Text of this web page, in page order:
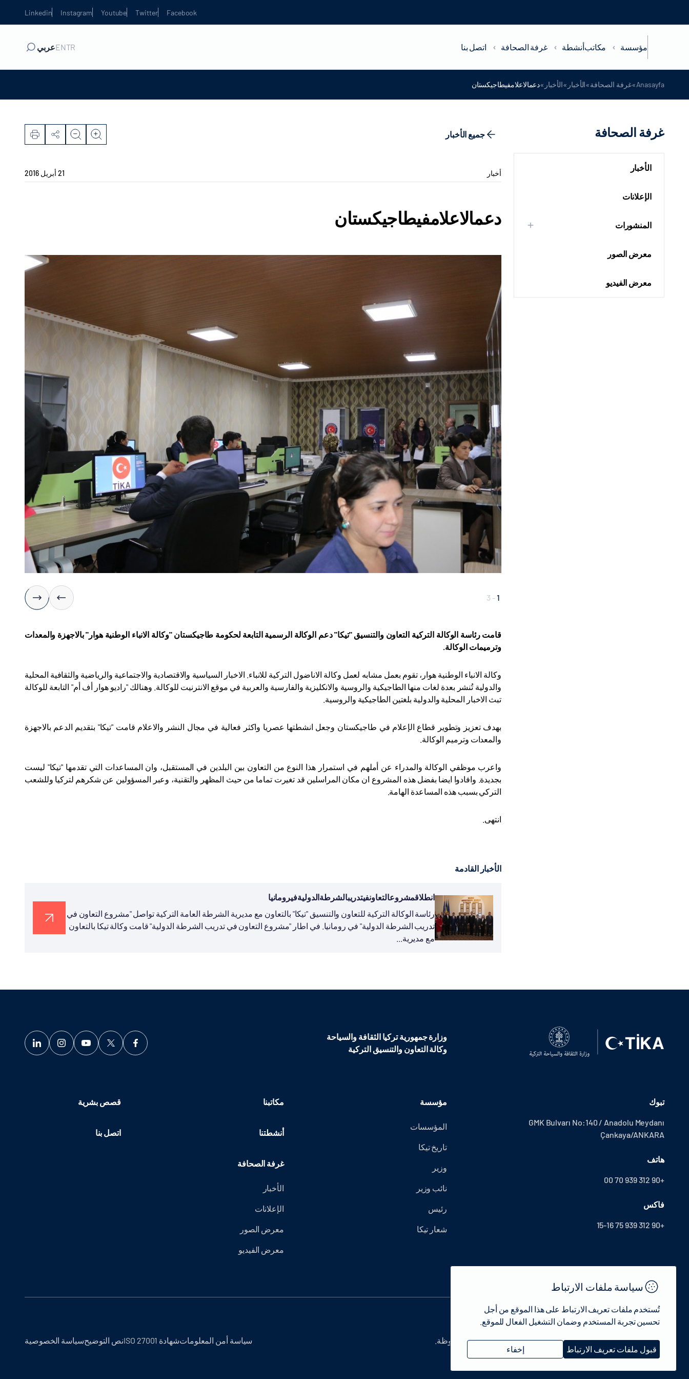
Facebook
Twitter
Youtube
Instagram
Linkedin
مؤسسة مكاتبأنشطة غرفة الصحافة اتصل بنا TR
ENعربي
Anasayfa
»غرفة الصحافة»الأخبار »الأخبار »دعمالاعلامفيطاجيكستان
غرفة الصحافة
الأخبار
الإعلانات
المنشورات
معرض الصور
معرض الفيديو
جميع الأخبار
أخبار 21 أبريل 2016
دعمالاعلامفيطاجيكستان
1
-
3
قامت رئاسة الوكالة التركية التعاون والتنسيق "تيكا" دعم الوكالة الرسمية التابعة لحكومة طاجيكستان "وكالة الانباء الوطنية هوار" بالاجهزة والمعدات
وترميمات الوكالة.
وكالة الانباء الوطنية هوار، تقوم بعمل مشابه لعمل وكالة الاناضول التركية للانباء. الاخبار السياسية والاقتصادية والاجتماعية والرياضية والثقافية المحلية
والدولية تُنشر بعدة لغات منها الطاجيكية والروسية والانكليزية والفارسية والعربية في موقع الانترنيت للوكالة. وهنالك "راديو هوار أف أم" التابعة للوكالة
تبث الاخبار المحلية والدولية بلغتين الطاجيكية والروسية.
بهدف تعزيز وتطوير قطاع الإعلام في طاجيكستان وجعل انشطتها عصريا واكثر فعالية في مجال النشر والاعلام قامت "تيكا" بتقديم الدعم بالاجهزة
والمعدات وترميم الوكالة.
واعرب موظفي الوكالة والمدراء عن أملهم في استمرار هذا النوع من التعاون بين البلدين في المستقبل، وان المساعدات التي تقدمها "تيكا" ليست
بجديدة. وافادوا ايضا بفضل هذه المشروع ان مكان المراسلين قد تغيرت تماما من حيث المظهر والتقنية، وعبر المسؤولين عن شكرهم لتركيا وللشعب
التركي بسبب هذه المساعدة الهامة.
انتهى.
الأخبار القادمة
انطلاقمشروعالتعاونفيتدريبالشرطةالدوليةفيرومانيا
رئاسة الوكالة التركية للتعاون والتنسيق "تيكا" بالتعاون مع مديرية الشرطة العامة التركية تواصل "مشروع التعاون في
تدريب الشرطة الدولية" في رومانيا. في اطار "مشروع التعاون في تدريب الشرطة الدولية" قامت وكالة تيكا بالتعاون
مع مديرية...
وزارة جمهورية تركيا الثقافة والسياحة
وكالة التعاون والتنسيق التركية
تبوك
GMK Bulvarı No:140 / Anadolu Meydanı
Çankaya/ANKARA
هاتف
+90 312 939 70 00
فاكس
+90 312 939 75 15-16
مؤسسة
المؤسسات
تاريخ تيكا
وزير
نائب وزير
رئيس
شعار تيكا
مكاتبنا
أنشطتنا
غرفة الصحافة
الأخبار
الإعلانات
معرض الصور
معرض الفيديو
قصص بشرية
اتصل بنا
© 2022 جمهورية تركيا وزارة الثقافة والسياحة - جميع الحقوق محفوظة. سياسة أمن المعلوماتشهادة ISO 27001 نص التوضيحسياسة الخصوصية
سياسة ملفات الارتباط
تُستخدم ملفات تعريف الارتباط على هذا الموقع من أجل
تحسين تجربة المستخدم وضمان التشغيل الفعال للموقع.
قبول ملفات تعريف الارتباط إخفاء